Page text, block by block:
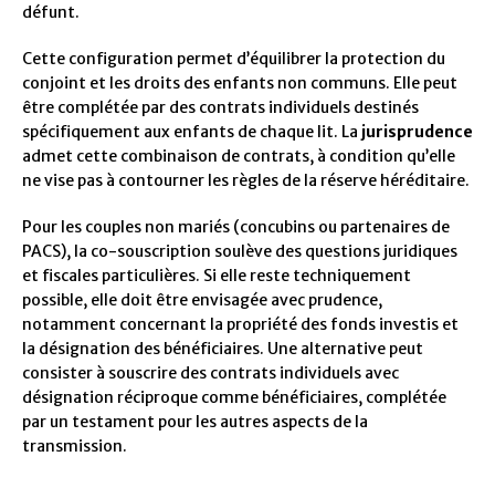
défunt.
Cette configuration permet d’équilibrer la protection du
conjoint et les droits des enfants non communs. Elle peut
être complétée par des contrats individuels destinés
spécifiquement aux enfants de chaque lit. La jurisprudence
admet cette combinaison de contrats, à condition qu’elle
ne vise pas à contourner les règles de la réserve héréditaire.
Pour les couples non mariés (concubins ou partenaires de
PACS), la co-souscription soulève des questions juridiques
et fiscales particulières. Si elle reste techniquement
possible, elle doit être envisagée avec prudence,
notamment concernant la propriété des fonds investis et
la désignation des bénéficiaires. Une alternative peut
consister à souscrire des contrats individuels avec
désignation réciproque comme bénéficiaires, complétée
par un testament pour les autres aspects de la
transmission.